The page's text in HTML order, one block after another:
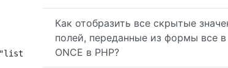
Как отобразить все скрытые
полей, переданные из формы все в
ONCE в PHP?
group-item" href="#">Second item</a> </